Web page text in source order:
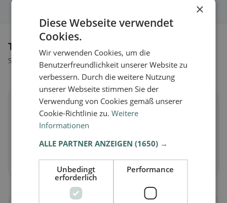
Tipi di alimentazione a Rechberg
Scopri ristoranti adatti al tuo stile alimentare.
Veganoin Rechberg
Piatti vegetali e cucina vegana
Scopri ora →
×
Diese Webseite verwendet
Cookies.
Wir verwenden Cookies, um die
Benutzerfreundlichkeit unserer Website zu
verbessern. Durch die weitere Nutzung
unserer Webseite stimmen Sie der
Verwendung von Cookies gemäß unserer
Cookie-Richtlinie zu.Weitere
Informationen
ALLE PARTNER ANZEIGEN(1650) →
Unbedingt
erforderlich
Performance